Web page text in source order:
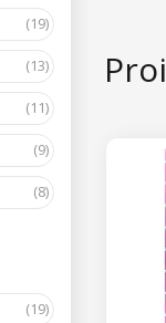
(19)
(13)
(11)
(9)
(8)
(19)